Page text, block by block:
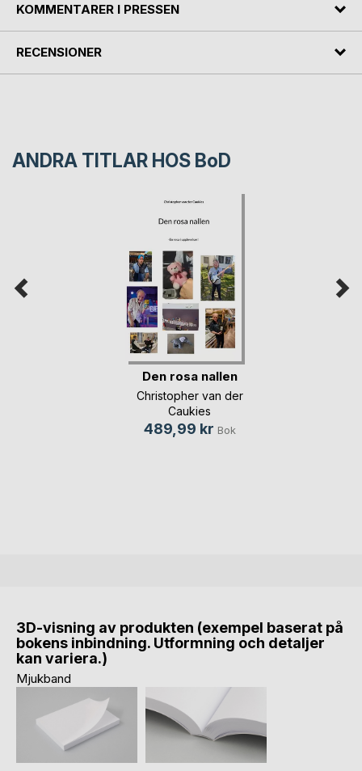
KOMMENTARER I PRESSEN
RECENSIONER
ANDRA TITLAR HOS BoD
Den rosa nallen
Christopher van der
Caukies
489,99 kr Bok
3D-visning av produkten (exempel baserat på
bokens inbindning. Utformning och detaljer
kan variera.)
Mjukband